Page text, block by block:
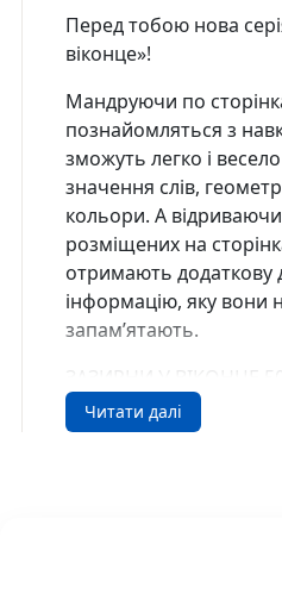
Перед тобою нова
віконце»!
Мандруючи по
познайомляться з
зможуть легко і
значення слів,
кольори. А
розміщених на
отримають додаткову
інформацію, яку вони
запам’ятають.
ПОРОСЯТ Зазирни у
(9664110124/3)
Читати далі